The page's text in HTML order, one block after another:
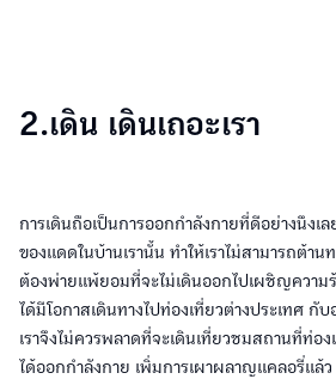
2.เดิน เดินเถอะเรา
การเดินถือเป็นการออกกำลังกายที่ดีอย่างนึงเ
ของแดดในบ้านเรานั้น ทำให้เราไม่สามารถต้า
ต้องพ่ายแพ้ยอมที่จะไม่เดินออกไปเผชิญความ
ได้มีโอกาสเดินทางไปท่องเที่ยวต่างประเทศ กั
เราจึงไม่ควรพลาดที่จะเดินเที่ยวชมสถานที่ท่อ
ได้ออกกำลังกาย เพิ่มการเผาผลาญแคลอรี่แล้ว